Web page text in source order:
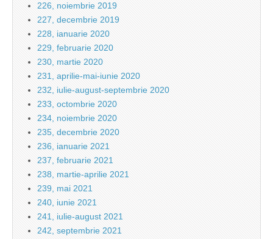
226, noiembrie 2019
227, decembrie 2019
228, ianuarie 2020
229, februarie 2020
230, martie 2020
231, aprilie-mai-iunie 2020
232, iulie-august-septembrie 2020
233, octombrie 2020
234, noiembrie 2020
235, decembrie 2020
236, ianuarie 2021
237, februarie 2021
238, martie-aprilie 2021
239, mai 2021
240, iunie 2021
241, iulie-august 2021
242, septembrie 2021